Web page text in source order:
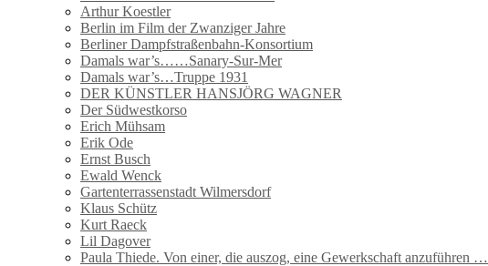
Arthur Koestler
Berlin im Film der Zwanziger Jahre
Berliner Dampfstraßenbahn-Konsortium
Damals war’s……Sanary-Sur-Mer
Damals war’s…Truppe 1931
DER KÜNSTLER HANSJÖRG WAGNER
Der Südwestkorso
Erich Mühsam
Erik Ode
Ernst Busch
Ewald Wenck
Gartenterrassenstadt Wilmersdorf
Klaus Schütz
Kurt Raeck
Lil Dagover
Paula Thiede. Von einer, die auszog, eine Gewerkschaft anzuführen …